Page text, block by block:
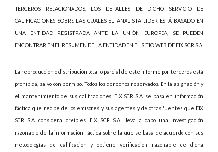
TERCEROS RELACIONADOS. LOS DETALLES DE DICHO SERVICIO DE
CALIFICACIONES SOBRE LAS CUALES EL ANALISTA LIDER ESTÁ BASADO EN
UNA ENTIDAD REGISTRADA ANTE LA UNIÓN EUROPEA, SE PUEDEN
ENCONTRAR EN EL RESUMEN DE LA ENTIDAD EN EL SITIO WEB DE FIX SCR S.A.
La reproducción o distribución total o parcial de este informe por terceros está
prohibida, salvo con permiso. Todos los derechos reservados. En la asignación y
el mantenimiento de sus calificaciones, FIX SCR S.A. se basa en información
fáctica que recibe de los emisores y sus agentes y de otras fuentes que FIX
SCR S.A. considera creíbles. FIX SCR S.A. lleva a cabo una investigación
razonable de la información fáctica sobre la que se basa de acuerdo con sus
metodologías de calificación y obtiene verificación razonable de dicha